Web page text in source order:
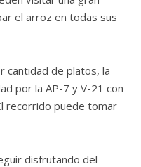
el arroz en todas sus
cantidad de platos, la
por la AP-7 y V-21 con
recorrido puede tomar
disfrutando del